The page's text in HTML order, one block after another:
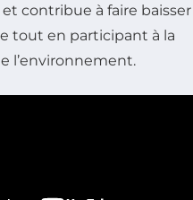
contribue à faire baisser
tout en participant à la
l’environnement.